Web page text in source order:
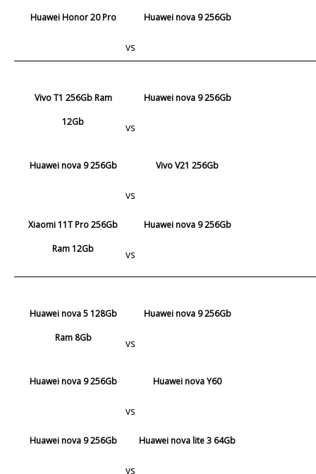
Huawei Honor 20 Pro
vs
Huawei nova 9 256Gb
Vivo T1 256Gb Ram
12Gb
vs
Huawei nova 9 256Gb
Huawei nova 9 256Gb
vs
Vivo V21 256Gb
Xiaomi 11T Pro 256Gb
Ram 12Gb
vs
Huawei nova 9 256Gb
Huawei nova 5 128Gb
Ram 8Gb
vs
Huawei nova 9 256Gb
Huawei nova 9 256Gb
vs
Huawei nova Y60
Huawei nova 9 256Gb
vs
Huawei nova lite 3 64Gb